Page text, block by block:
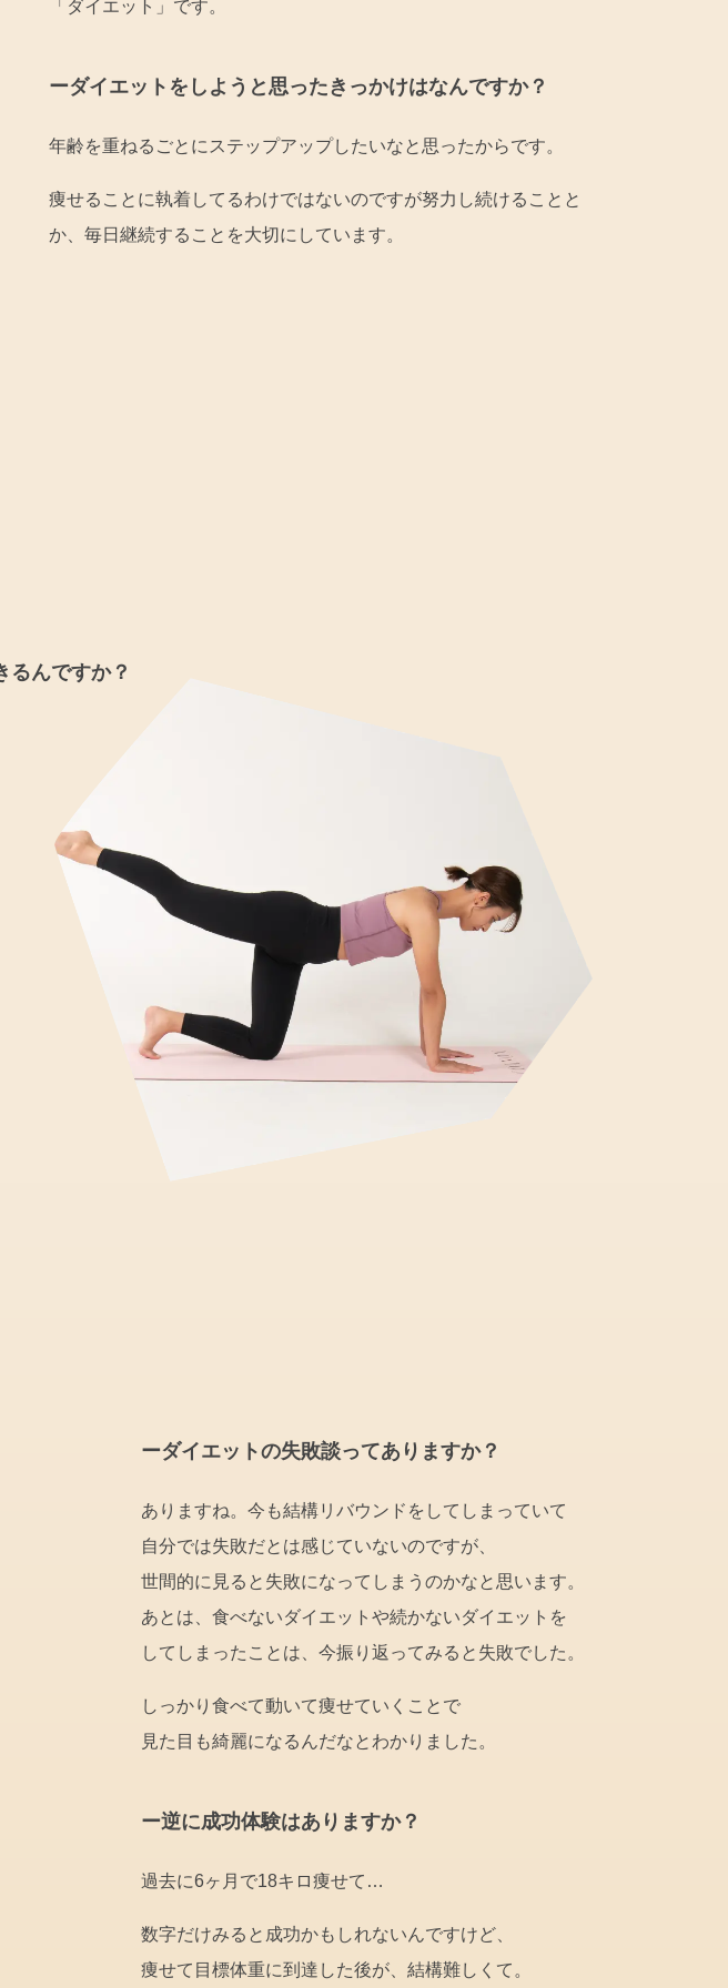
「ダイエット」です。
ーダイエットをしようと思ったきっかけはなんですか？
年齢を重ねるごとにステップアップしたいなと思ったからです。
痩せることに執着してるわけではないのですが努力し続けることと
か、毎日継続することを大切にしています。
るんですか？
ーダイエットの失敗談ってありますか？
ありますね。今も結構リバウンドをしてしまっていて
自分では失敗だとは感じていないのですが、
世間的に見ると失敗になってしまうのかなと思います。
あとは、食べないダイエットや続かないダイエットを
してしまったことは、今振り返ってみると失敗でした。
しっかり食べて動いて痩せていくことで
見た目も綺麗になるんだなとわかりました。
ー逆に成功体験はありますか？
過去に6ヶ月で18キロ痩せて…
数字だけみると成功かもしれないんですけど、
痩せて目標体重に到達した後が、結構難しくて。